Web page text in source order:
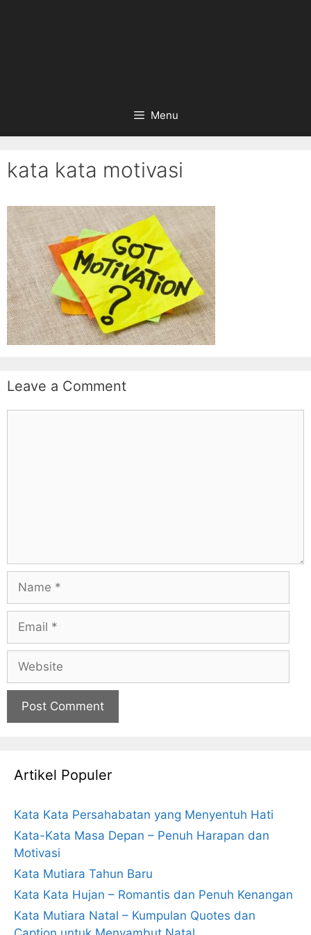
Menu
kata kata motivasi
Leave a Comment
Name
Email
Website
Artikel Populer
Kata Kata Persahabatan yang Menyentuh Hati
Kata-Kata Masa Depan – Penuh Harapan dan
Motivasi
Kata Mutiara Tahun Baru
Kata Kata Hujan – Romantis dan Penuh Kenangan
Kata Mutiara Natal – Kumpulan Quotes dan